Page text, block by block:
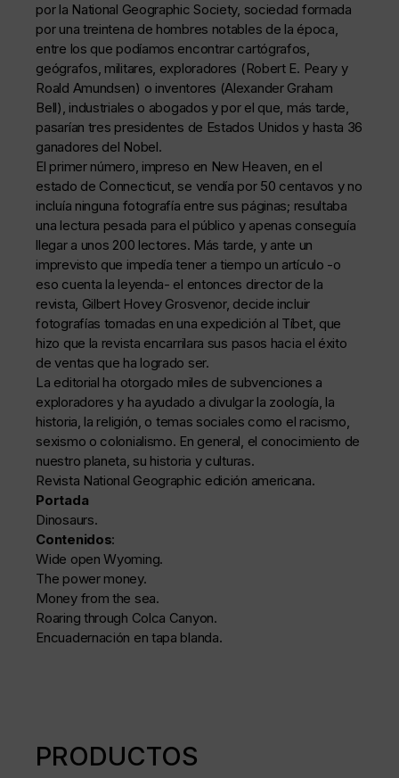
por la National Geographic Society, sociedad formada
por una treintena de hombres notables de la época,
entre los que podíamos encontrar cartógrafos,
geógrafos, militares, exploradores (Robert E. Peary y
Roald Amundsen) o inventores (Alexander Graham
Bell), industriales o abogados y por el que, más tarde,
pasarían tres presidentes de Estados Unidos y hasta 36
ganadores del Nobel.
El primer número, impreso en New Heaven, en el
estado de Connecticut, se vendía por 50 centavos y no
incluía ninguna fotografía entre sus páginas; resultaba
una lectura pesada para el público y apenas conseguía
llegar a unos 200 lectores. Más tarde, y ante un
imprevisto que impedía tener a tiempo un artículo -o
eso cuenta la leyenda- el entonces director de la
revista, Gilbert Hovey Grosvenor, decide incluir
fotografías tomadas en una expedición al Tíbet, que
hizo que la revista encarrilara sus pasos hacia el éxito
de ventas que ha logrado ser.
La editorial ha otorgado miles de subvenciones a
exploradores y ha ayudado a divulgar la zoología, la
historia, la religión, o temas sociales como el racismo,
sexismo o colonialismo. En general, el conocimiento de
nuestro planeta, su historia y culturas.
Revista National Geographic edición americana.
Portada
Dinosaurs.
Contenidos:
Wide open Wyoming.
The power money.
Money from the sea.
Roaring through Colca Canyon.
Encuadernación en tapa blanda.
PRODUCTOS